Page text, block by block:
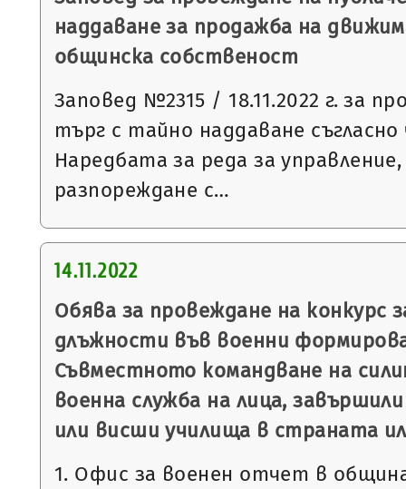
наддаване за продажба на
общинска собственост
Заповед №2315 / 18.11.2022 г. за
търг с тайно наддаване съгласно
Наредбата за реда за
разпореждане с…
14.11.2022
Обява за провеждане на конкурс
длъжности във военни
Съвместното командване на
военна служба на лица,
или висши училища в страната
1. Офис за военен отчет в